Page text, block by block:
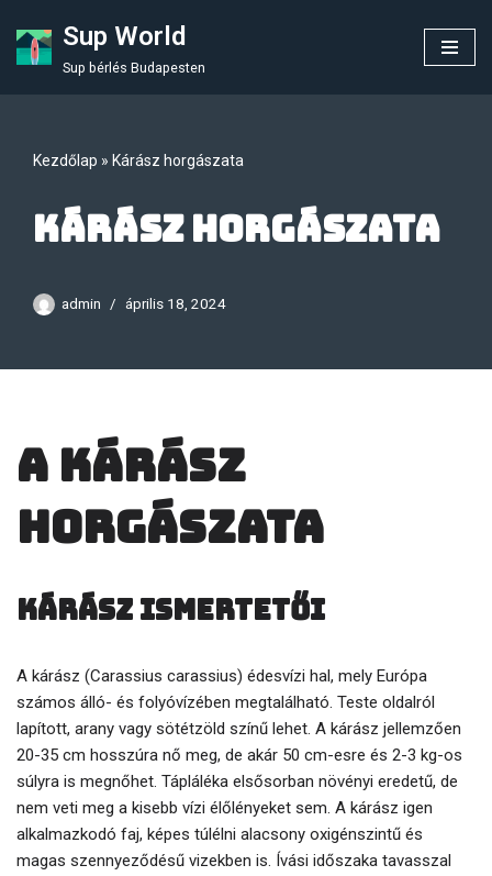
Skip
Sup World
Sup bérlés Budapesten
Kezdőlap » Kárász horgászata
Kárász horgászata
admin április 18, 2024
A Kárász
horgászata
Kárász ismertetői
A kárász (Carassius carassius) édesvízi hal, mely Európa
számos álló- és folyóvízében megtalálható. Teste oldalról
lapított, arany vagy sötétzöld színű lehet. A kárász jellemzően
20-35 cm hosszúra nő meg, de akár 50 cm-esre és 2-3 kg-os
súlyra is megnőhet. Tápláléka elsősorban növényi eredetű, de
nem veti meg a kisebb vízi élőlényeket sem. A kárász igen
alkalmazkodó faj, képes túlélni alacsony oxigénszintű és
magas szennyeződésű vizekben is. Ívási időszaka tavasszal